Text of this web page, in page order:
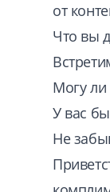
от
Что вы
Могу ли
У вас
Не